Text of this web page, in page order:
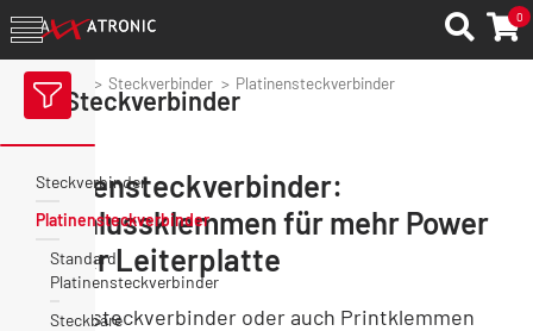
0
Axxatronic Steckverbinder Platinensteckverbinder
Platinensteckverbinder:
Anschlussklemmen für mehr Power
auf der Leiterplatte
Platinensteckverbinder oder auch Printklemmen
Steckverbinder
Steckverbinder
Platinensteckverbinder
Standard
Platinensteckverbinder
Steckbare